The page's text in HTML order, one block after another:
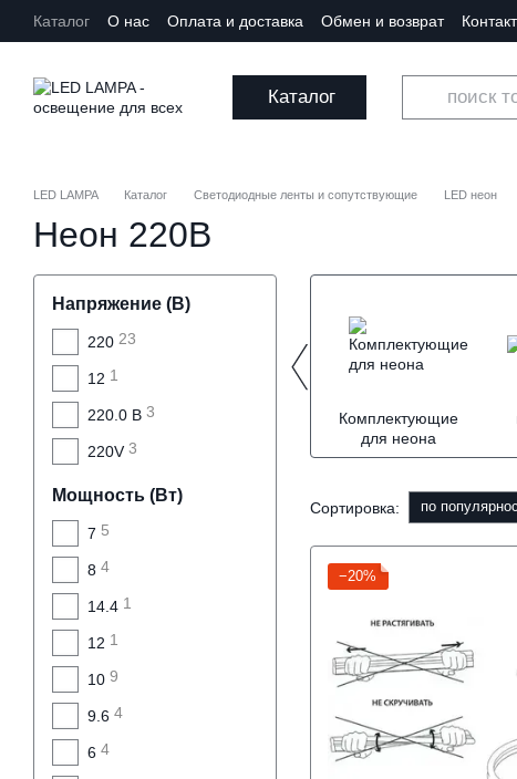
Перейти к основному контенту
Каталог О нас Оплата и доставка Обмен и возврат
Каталог
LED LAMPA Каталог Светодиодные ленты и сопутствующие LED неон
Неон 220В
Комплектующие
для неона
Сортировка: по
−20%
Напряжение (В)
220 23
12 1
220.0 В 3
220V 3
Мощность (Вт)
7 5
8 4
14.4 1
12 1
10 9
9.6 4
6 4